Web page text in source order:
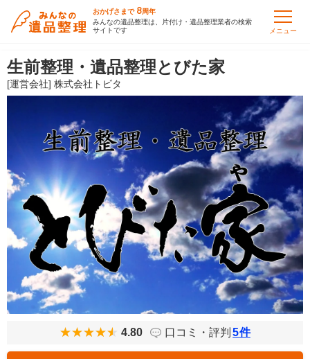
おかげさまで 8周年
みんなの遺品整理は、片付け・遺品整理業者の検索
サイトです
メニュー
生前整理・遺品整理とびた家
[運営会社] 株式会社トビタ
4.80 口コミ・評判 5件